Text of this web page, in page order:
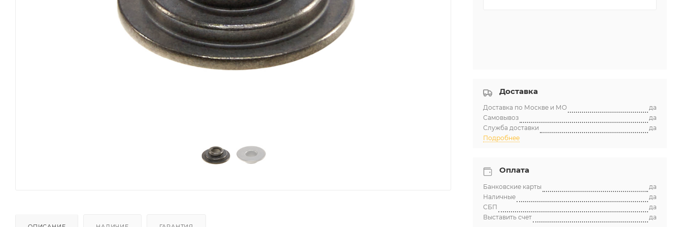
Доставка
Доставка по Москве и МО
да
Самовывоз
да
Служба доставки
да
Подробнее
Оплата
Банковские карты
да
Наличные
да
СБП
да
Выставить счет
да